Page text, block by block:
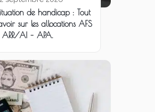
de handicap : Tout
sur les allocations AFS
ARR/AI – APA.